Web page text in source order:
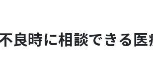
良時に相談できる医